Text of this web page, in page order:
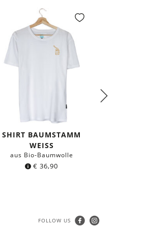
SHIRT BAUMSTAMM
WEISS
aus Bio-Baumwolle
€ 36,90
FOLLOW US